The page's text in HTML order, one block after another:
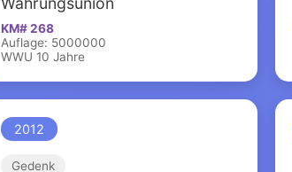
KM# 268
Auflage: 5000000
WWU 10 Jahre
2012
Gedenk